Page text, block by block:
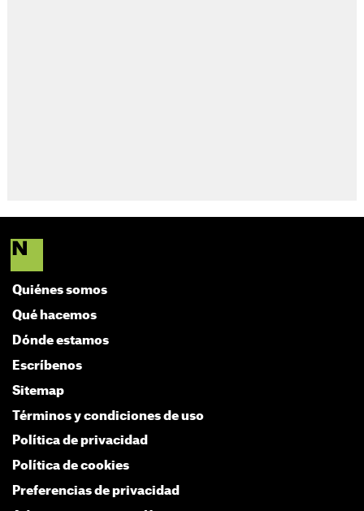
Quiénes somos
Qué hacemos
Dónde estamos
Escríbenos
Sitemap
Términos y condiciones de uso
Política de privacidad
Política de cookies
Preferencias de privacidad